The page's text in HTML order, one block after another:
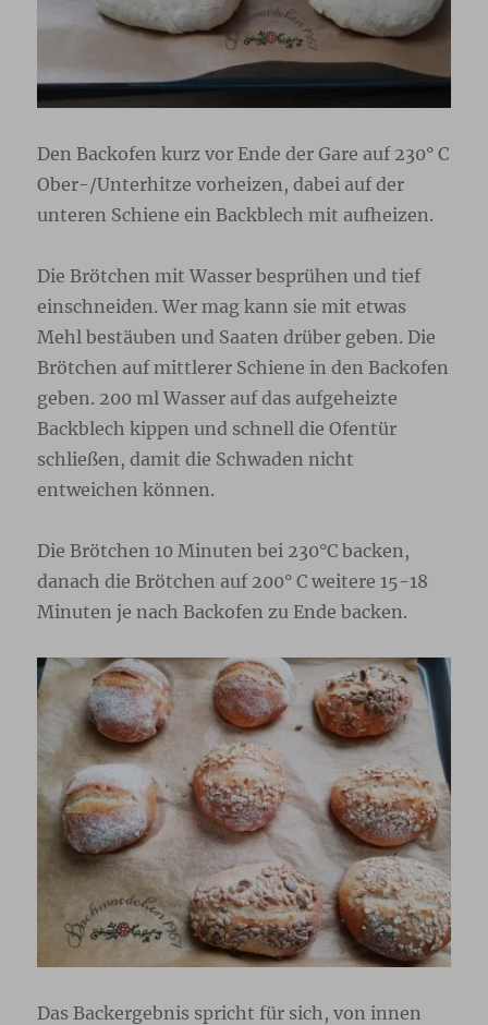
Den Backofen kurz vor Ende der Gare auf 230° C
Ober-/Unterhitze vorheizen, dabei auf der
unteren Schiene ein Backblech mit aufheizen.
Die Brötchen mit Wasser besprühen und tief
einschneiden. Wer mag kann sie mit etwas
Mehl bestäuben und Saaten drüber geben. Die
Brötchen auf mittlerer Schiene in den Backofen
geben. 200 ml Wasser auf das aufgeheizte
Backblech kippen und schnell die Ofentür
schließen, damit die Schwaden nicht
entweichen können.
Die Brötchen 10 Minuten bei 230°C backen,
danach die Brötchen auf 200° C weitere 15-18
Minuten je nach Backofen zu Ende backen.
Das Backergebnis spricht für sich, von innen